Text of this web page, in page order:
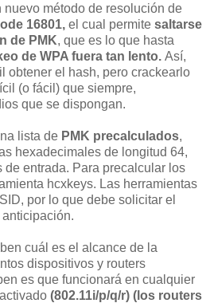
método de resolución de
16801, el cual permite saltarse
de PMK, que es lo que hasta
de WPA fuera tan lento. Así,
obtener el hash, pero crackearlo
(o fácil) que siempre,
que se dispongan.
lista de PMK precalculados,
hexadecimales de longitud 64,
entrada. Para precalcular los
hcxkeys. Las herramientas
por lo que debe solicitar el
cuál es el alcance de la
dispositivos y routers
es que funcionará en cualquier
(802.11i/p/q/r) (los routers